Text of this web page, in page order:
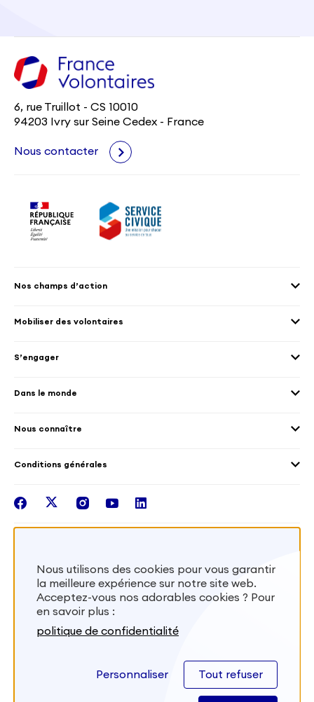
6, rue Truillot - CS 10010
94203 Ivry sur Seine Cedex - France
Nous contacter
Nos champs d’action
Culture et patrimoine
Mobilités croisées
Santé
Mobiliser des volontaires
Accueillir des volontaires
S’engager
Les différents dispositifs de volontariat
Dans le monde
Nous connaître
Les missions de France Volontaires
Intégrer nos équipes
Conditions générales
facebook
twitterinstagram
youtubelinkedin
S'inscrire
Besoin d’aide? Visitez notre foire aux
Nous utilisons des cookies pour vous garantir
la meilleure expérience sur notre site web.
Acceptez-vous nos adorables cookies ? Pour
en savoir plus :
politique de confidentialité
Personnaliser Tout refuser